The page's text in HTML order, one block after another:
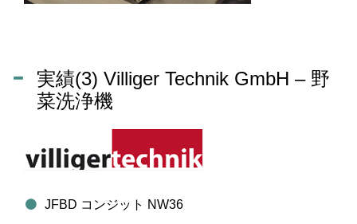
実績(3) Villiger Technik GmbH – 野
菜洗浄機
JFBD コンジット NW36